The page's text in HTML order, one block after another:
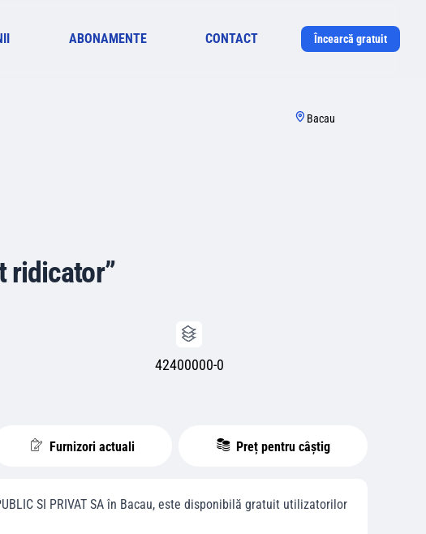
ABONAMENTE CONTACT Încearcă gratuit
Bacau
ridicator”
42400000-0
Furnizori actuali Preț pentru câștig
SI PRIVAT SA în Bacau, este disponibilă gratuit utilizatorilor